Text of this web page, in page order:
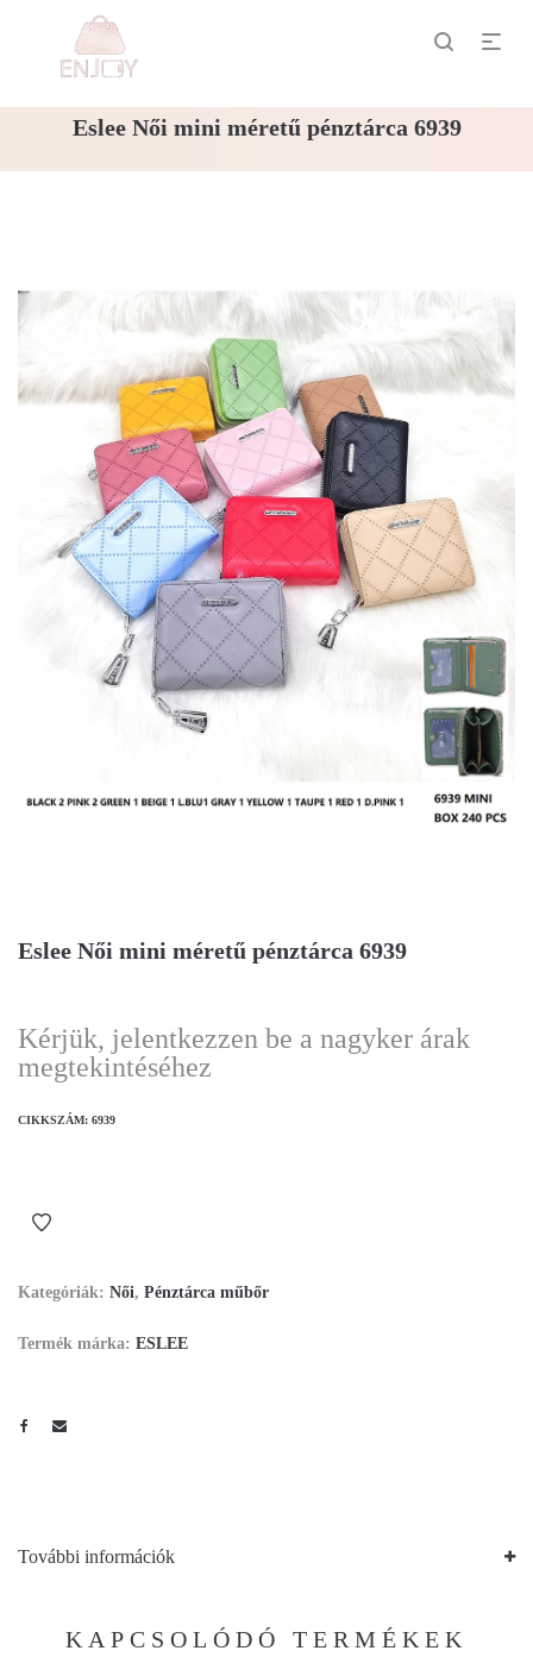
Eslee Női mini méretű pénztárca 6939
Eslee Női mini méretű pénztárca 6939
Kérjük, jelentkezzen be a nagyker árak
megtekintéséhez
CIKKSZÁM: 6939
Kategóriák: Női, Pénztárca műbőr
Termék márka: ESLEE
További információk
KAPCSOLÓDÓ TERMÉKEK